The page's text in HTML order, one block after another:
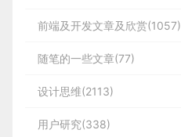
前端及开发文章及欣赏(1057)
随笔的一些文章(77)
设计思维(2113)
用户研究(338)